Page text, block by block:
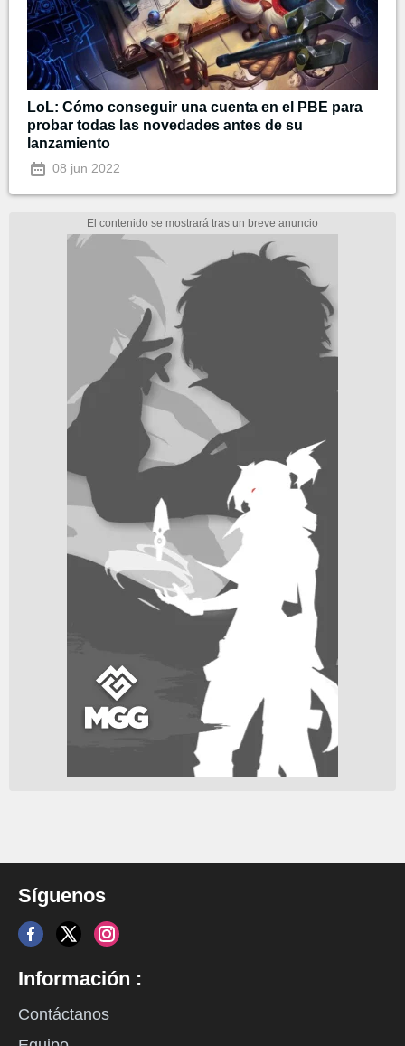
LoL: Cómo conseguir una cuenta en el PBE para
probar todas las novedades antes de su
lanzamiento
08 jun 2022
Síguenos
Información :
Contáctanos